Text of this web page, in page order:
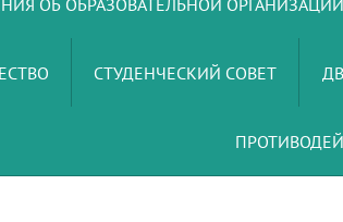
ОБ ОБРАЗОВАТЕЛЬНОЙ ОРГАНИЗАЦИИ
СТУДЕНЧЕСКИЙ СОВЕТ